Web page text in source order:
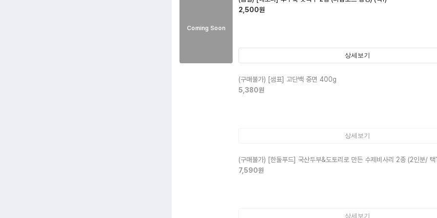
Coming Soon
2,500원
상세보기
(구매불가) [샘표] 고단백 중면 400g
5,380원
상세보기
(구매불가) [한둘푸드] 국산두부&도토리로 만든 수제비사리 2종 (2인분/ 택
7,590원
상세보기